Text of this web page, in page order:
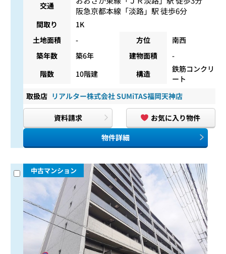
交通
阪急京都本線 「淡路」駅 徒歩6分
間取り
1K
土地面積
- 方位
南西
築年数
築6年 建物面積
-
階数
10階建 構造
鉄筋コンクリ
ート
取扱店 リアルター株式会社 SUMiTAS福岡天神店
資料請求
お気に入り物件
物件詳細
中古マンション